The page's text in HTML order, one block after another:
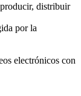
distribuir
por la
electrónicos con